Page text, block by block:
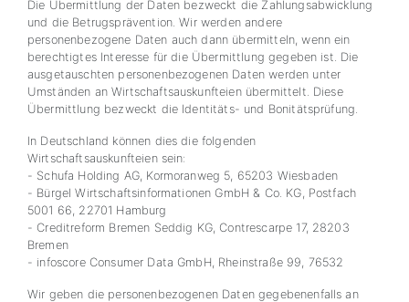
Die Übermittlung der Daten bezweckt die Zahlungsabwicklung
und die Betrugsprävention. Wir werden andere
personenbezogene Daten auch dann übermitteln, wenn ein
berechtigtes Interesse für die Übermittlung gegeben ist. Die
ausgetauschten personenbezogenen Daten werden unter
Umständen an Wirtschaftsauskunfteien übermittelt. Diese
Übermittlung bezweckt die Identitäts- und Bonitätsprüfung.
In Deutschland können dies die folgenden
Wirtschaftsauskunfteien sein:
- Schufa Holding AG, Kormoranweg 5, 65203 Wiesbaden
- Bürgel Wirtschaftsinformationen GmbH & Co. KG, Postfach
5001 66, 22701 Hamburg
- Creditreform Bremen Seddig KG, Contrescarpe 17, 28203
Bremen
- infoscore Consumer Data GmbH, Rheinstraße 99, 76532
Wir geben die personenbezogenen Daten gegebenenfalls an